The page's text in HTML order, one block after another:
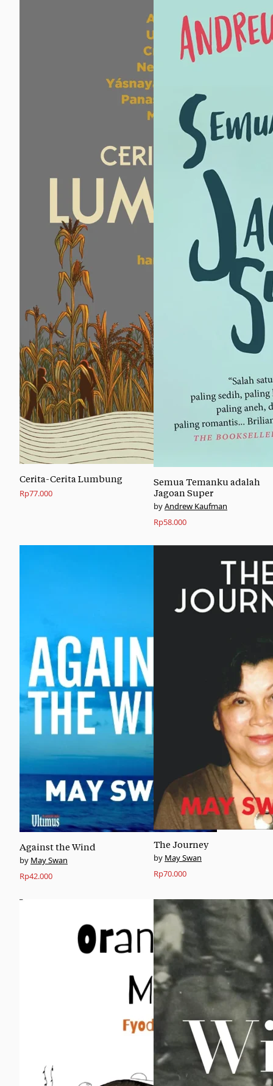
Cerita-Cerita Lumbung
Rp77.000
Semua Temanku adalah
Jagoan Super
Andrew Kaufman
Rp58.000
Against the Wind
May Swan
Rp42.000
The Journey
May Swan
Rp70.000